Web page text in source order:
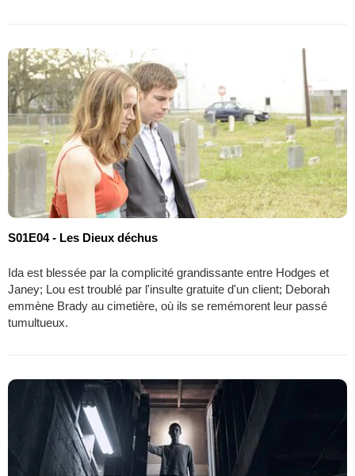
S01E04 - Les Dieux déchus
Ida est blessée par la complicité grandissante entre Hodges et
Janey; Lou est troublé par l'insulte gratuite d'un client; Deborah
emmène Brady au cimetière, où ils se remémorent leur passé
tumultueux.